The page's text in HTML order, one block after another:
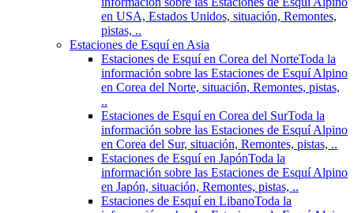
en USA, Estados Unidos, situación, Remontes,
pistas, ..
Estaciones de Esquí en Asia
Estaciones de Esquí en Corea del NorteToda la
información sobre las Estaciones de Esquí Alpino
en Corea del Norte, situación, Remontes, pistas,
..
Estaciones de Esquí en Corea del SurToda la
información sobre las Estaciones de Esquí Alpino
en Corea del Sur, situación, Remontes, pistas, ..
Estaciones de Esquí en JapónToda la
información sobre las Estaciones de Esquí Alpino
en Japón, situación, Remontes, pistas, ..
Estaciones de Esquí en LibanoToda la